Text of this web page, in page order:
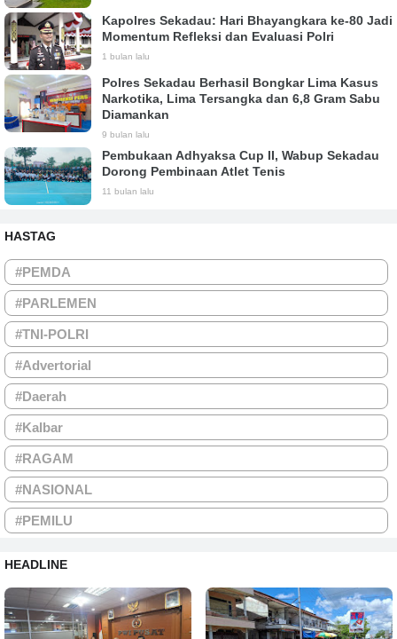
Kapolres Sekadau: Hari Bhayangkara ke-80 Jadi
Momentum Refleksi dan Evaluasi Polri
1 bulan lalu
Polres Sekadau Berhasil Bongkar Lima Kasus
Narkotika, Lima Tersangka dan 6,8 Gram Sabu
Diamankan
9 bulan lalu
Pembukaan Adhyaksa Cup II, Wabup Sekadau
Dorong Pembinaan Atlet Tenis
11 bulan lalu
HASTAG
#PEMDA
#PARLEMEN
#TNI-POLRI
#Advertorial
#Daerah
#Kalbar
#RAGAM
#NASIONAL
#PEMILU
HEADLINE